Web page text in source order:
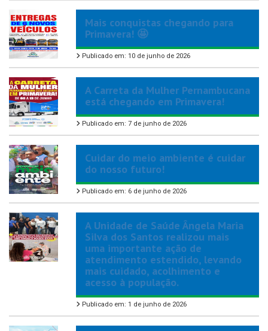
Mais conquistas chegando para
Primavera! 🤩
Publicado em: 10 de junho de 2026
A Carreta da Mulher Pernambucana
está chegando em Primavera!
Publicado em: 7 de junho de 2026
Cuidar do meio ambiente é cuidar
do nosso futuro!
Publicado em: 6 de junho de 2026
A Unidade de Saúde Ângela Maria
Silva dos Santos realizou mais
uma importante ação de
atendimento estendido, levando
mais cuidado, acolhimento e
acesso à população.
Publicado em: 1 de junho de 2026